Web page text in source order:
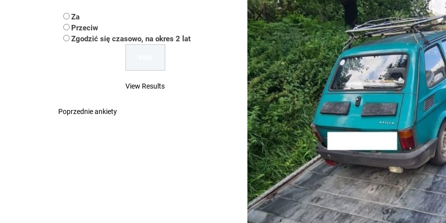
Uwaga Dębieńsko – woda nieprzydatna do spożycia!!!
Ilu mieszkańców ma Rybnik?
Dość komentowania kolejnych afer w ochronie zdrowia — czas zacząć mówić o
Za
Przeciw
Zgodzić się czasowo, na okres 2 lat
View Results
Poprzednie ankiety